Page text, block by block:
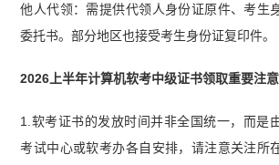
他人代领：需提供代领人身份证原件、考生
委托书。部分地区也接受考生身份证复印件。
2026上半年计算机软考中级证书领取重要注意
1.软考证书的发放时间并非全国统一，而是
考试中心或软考办各自安排，请注意关注所